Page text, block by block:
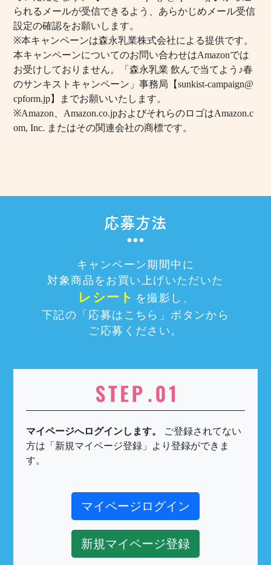
られるメールが受信できるよう、あらかじめメール受信
設定の確認をお願いします。
※本キャンペーンは森永乳業株式会社による提供です。
本キャンペーンについてのお問い合わせはAmazonでは
お受けしておりません。「森永乳業 飲んで当てよう♪春
のサンキストキャンペーン」事務局【sunkist-campaign@
cpform.jp】までお願いいたします。
※Amazon、Amazon.co.jpおよびそれらのロゴはAmazon.c
om, Inc. またはその関連会社の商標です。
応募方法
キャンペーン期間中に
対象商品をお買い上げいただいた
レシート を撮影し、
下記の「応募はこちら」ボタンから
ご応募ください。
マイページへログインします。
ご登録されてない
方は「新規マイページ登録」より登録ができま
す。
マイページログイン
新規マイページ登録